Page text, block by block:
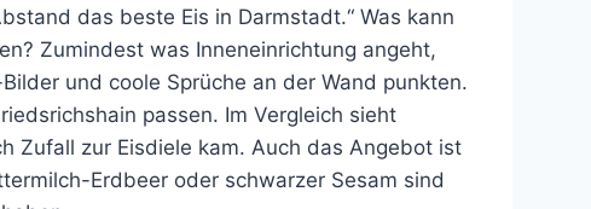
das beste Eis in Darmstadt.“ Was kann
Zumindest was Inneneinrichtung angeht,
und coole Sprüche an der Wand punkten.
passen. Im Vergleich sieht
Zufall zur Eisdiele kam. Auch das Angebot ist
Erdbeer oder schwarzer Sesam sind